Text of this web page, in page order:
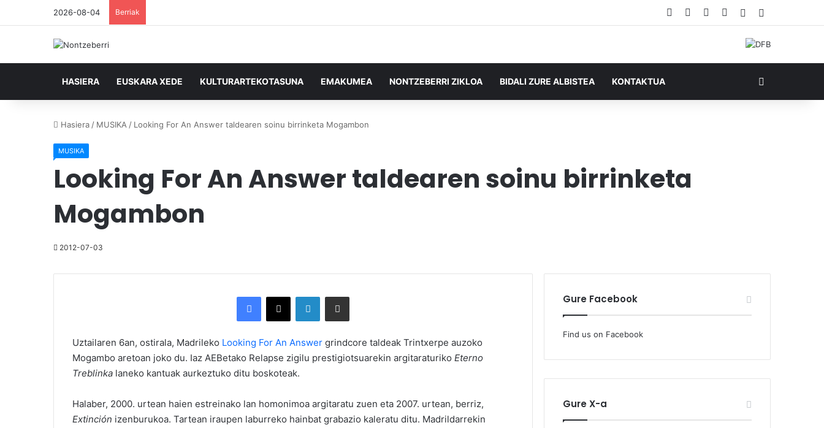
2026-08-04 Berriak Facebook YouTube
RSS Ausazko
HASIERA EUSKARA XEDE KULTURARTEKOTASUNA EMAKUMEA NONTZEBERRI ZIKLOA BIDALI ZURE ALBISTEA KONTAKTUA
Hasiera / MUSIKA / Looking For An Answer taldearen soinu birrinketa Mogambon
MUSIKA
Looking For An Answer taldearen soinu birrinketa
Mogambon
2012-07-03
Uztailaren 6an, ostirala, Madrileko Looking For An Answer grindcore taldeak Trintxerpe auzoko
Mogambo aretoan joko du. Iaz AEBetako Relapse zigilu prestigiotsuarekin argitaraturiko Eterno
Treblinka laneko kantuak aurkeztuko ditu boskoteak.
Halaber, 2000. urtean haien estreinako lan homonimoa argitaratu zuen eta 2007. urtean, berriz,
Extinción izenburukoa. Tartean iraupen laburreko hainbat grabazio kaleratu ditu. Madrildarrekin
Gure Facebook
Find us on Facebook
Gure X-a